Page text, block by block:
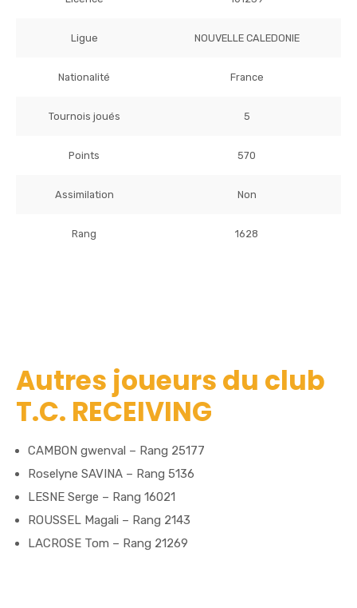
Ligue NOUVELLE CALEDONIE
Nationalité France
Tournois joués 5
Points 570
Assimilation Non
Rang 1628
Autres joueurs du club
T.C. RECEIVING
CAMBON gwenval – Rang 25177
Roselyne SAVINA – Rang 5136
LESNE Serge – Rang 16021
ROUSSEL Magali – Rang 2143
LACROSE Tom – Rang 21269